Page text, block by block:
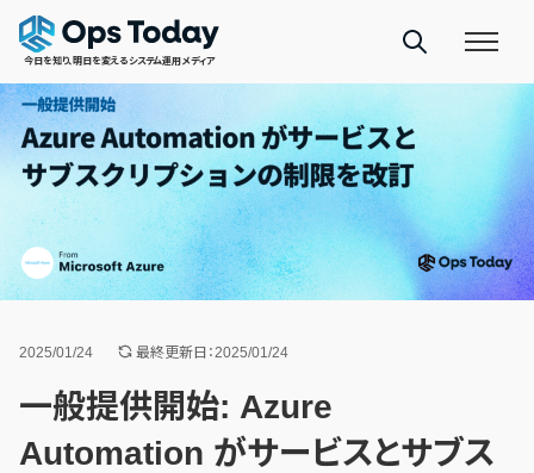
今日を知り、明日を変えるシステム運用メディア
2025/01/24 最終更新日：2025/01/24
一般提供開始: Azure
Automation がサービスとサブス